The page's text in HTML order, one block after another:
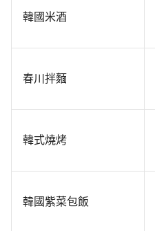
韓國米酒
春川拌麵
韓式燒烤
韓國紫菜包飯